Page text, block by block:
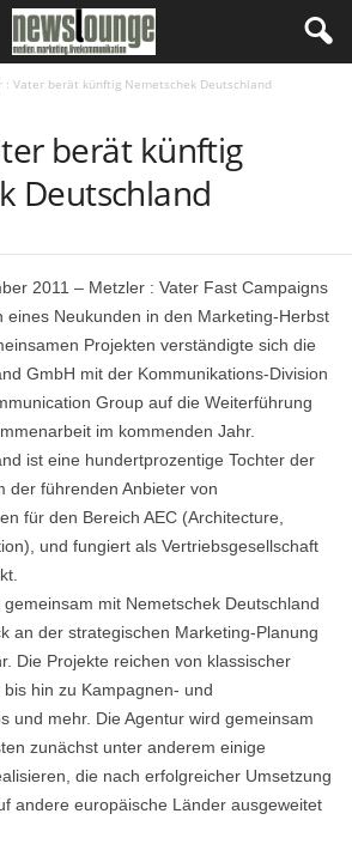
: Vater berät künftig Nemetschek Deutschland
berät künftig
Deutschland
2011 – Metzler : Vater Fast Campaigns
eines Neukunden in den Marketing-Herbst
Projekten verständigte sich die
GmbH mit der Kommunikations-Division
Group auf die Weiterführung
im kommenden Jahr.
ist eine hundertprozentige Tochter der
der führenden Anbieter von
für den Bereich AEC (Architecture,
und fungiert als Vertriebsgesellschaft
mit Nemetschek Deutschland
an der strategischen Marketing-Planung
Die Projekte reichen von klassischer
hin zu Kampagnen- und
und mehr. Die Agentur wird gemeinsam
zunächst unter anderem einige
die nach erfolgreicher Umsetzung
andere europäische Länder ausgeweitet